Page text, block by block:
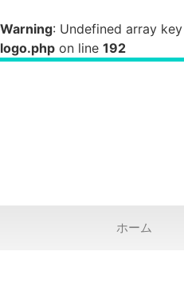
Warning: Undefined array
logo.php on line 192
ホーム